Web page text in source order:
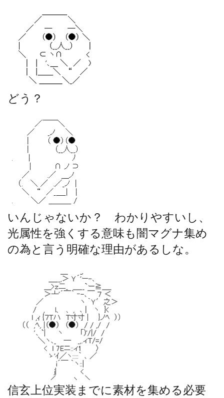
どう？
いんじゃないか？ わかりやすいし、
光属性を強くする意味も闇マグナ集め
の為と言う明確な理由があるしな。
信玄上位実装までに素材を集める必要